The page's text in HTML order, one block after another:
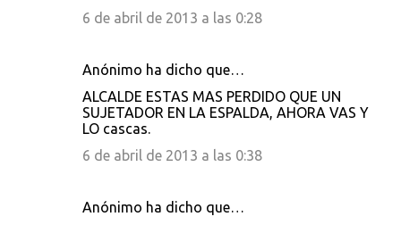
6 de abril de 2013 a las 0:28
Anónimo ha dicho que…
ALCALDE ESTAS MAS PERDIDO QUE UN
SUJETADOR EN LA ESPALDA, AHORA VAS Y
LO cascas.
6 de abril de 2013 a las 0:38
Anónimo ha dicho que…